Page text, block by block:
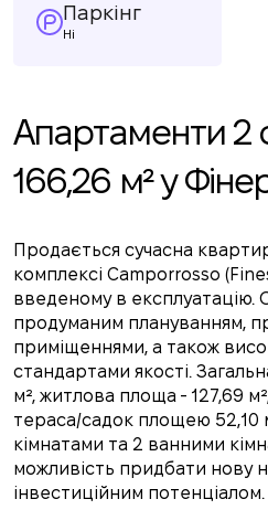
Паркінг
Ні
Апартаменти 2
166,26 м² у
Продається сучасна
комплексі Camporrosso
введеному в експлуатацію.
продуманим плануванням,
приміщеннями, а також
стандартами якості.
м², житлова площа - 127,69
тераса/садок площею 52,10
кімнатами та 2 ванними
можливість придбати нову
інвестиційним потенціалом.